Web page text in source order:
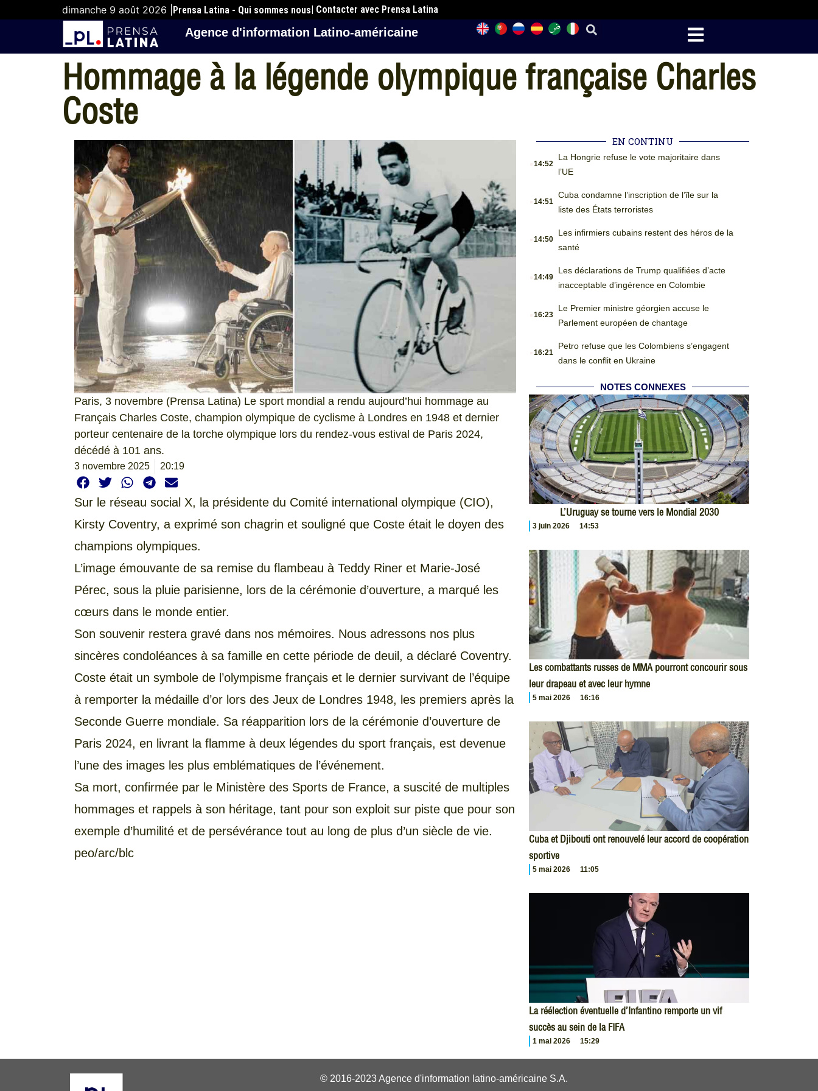
dimanche 9 août 2026 | Prensa Latina - Qui sommes nous| Contacter avec Prensa Latina
Agence d'information Latino-américaine
Hommage à la légende olympique française Charles
Coste
Paris, 3 novembre (Prensa Latina) Le sport mondial a rendu aujourd’hui hommage au
Français Charles Coste, champion olympique de cyclisme à Londres en 1948 et dernier
porteur centenaire de la torche olympique lors du rendez-vous estival de Paris 2024,
décédé à 101 ans.
3 novembre 2025 20:19
Sur le réseau social X, la présidente du Comité international olympique (CIO),
Kirsty Coventry, a exprimé son chagrin et souligné que Coste était le doyen des
champions olympiques.
L’image émouvante de sa remise du flambeau à Teddy Riner et Marie-José
Pérec, sous la pluie parisienne, lors de la cérémonie d’ouverture, a marqué les
cœurs dans le monde entier.
Son souvenir restera gravé dans nos mémoires. Nous adressons nos plus
sincères condoléances à sa famille en cette période de deuil, a déclaré Coventry.
Coste était un symbole de l’olympisme français et le dernier survivant de l’équipe
à remporter la médaille d’or lors des Jeux de Londres 1948, les premiers après la
Seconde Guerre mondiale. Sa réapparition lors de la cérémonie d’ouverture de
Paris 2024, en livrant la flamme à deux légendes du sport français, est devenue
l’une des images les plus emblématiques de l’événement.
Sa mort, confirmée par le Ministère des Sports de France, a suscité de multiples
hommages et rappels à son héritage, tant pour son exploit sur piste que pour son
exemple d’humilité et de persévérance tout au long de plus d’un siècle de vie.
peo/arc/blc
EN CONTINU
14:52
La Hongrie refuse le vote majoritaire dans
l’UE
14:51
Cuba condamne l’inscription de l’île sur la
liste des États terroristes
14:50
Les infirmiers cubains restent des héros de la
santé
14:49
Les déclarations de Trump qualifiées d’acte
inacceptable d’ingérence en Colombie
16:23
Le Premier ministre géorgien accuse le
Parlement européen de chantage
16:21
Petro refuse que les Colombiens s’engagent
dans le conflit en Ukraine
NOTES CONNEXES
L’Uruguay se tourne vers le Mondial 2030
3 juin 2026 14:53
Les combattants russes de MMA pourront concourir sous
leur drapeau et avec leur hymne
5 mai 2026 16:16
Cuba et Djibouti ont renouvelé leur accord de coopération
sportive
5 mai 2026 11:05
La réélection éventuelle d’Infantino remporte un vif
succès au sein de la FIFA
1 mai 2026 15:29
© 2016-2023 Agence d'information latino-américaine S.A.